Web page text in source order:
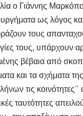
ο Γιάννης
ως λόγος
τους
τους, υπάρχουν
βέβαια από
και τα σχήματα
τις
ταυτότητες